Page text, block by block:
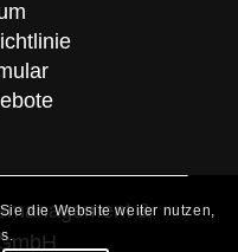
&
die Website weiter nutzen,